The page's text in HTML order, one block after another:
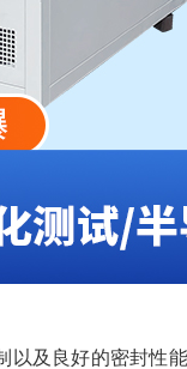
及良好的密封性